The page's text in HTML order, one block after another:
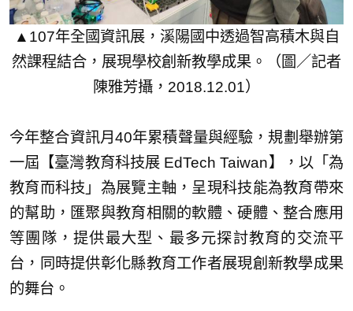
▲107年全國資訊展，溪陽國中透過智高積木與自
然課程結合，展現學校創新教學成果。（圖／記者
陳雅芳攝，2018.12.01）
今年整合資訊月40年累積聲量與經驗，規劃舉辦第
一屆【臺灣教育科技展 EdTech Taiwan】，以「為
教育而科技」為展覽主軸，呈現科技能為教育帶來
的幫助，匯聚與教育相關的軟體、硬體、整合應用
等團隊，提供最大型、最多元探討教育的交流平
台，同時提供彰化縣教育工作者展現創新教學成果
的舞台。